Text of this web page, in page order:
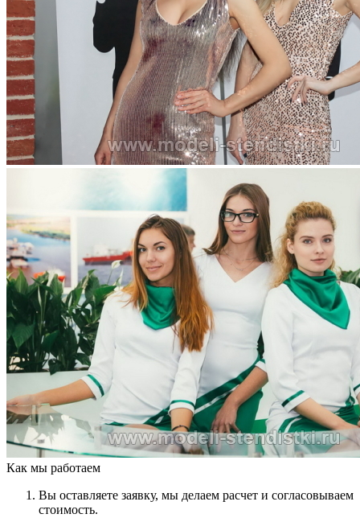
Как мы работаем
Вы оставляете заявку, мы делаем расчет и согласовываем
стоимость.